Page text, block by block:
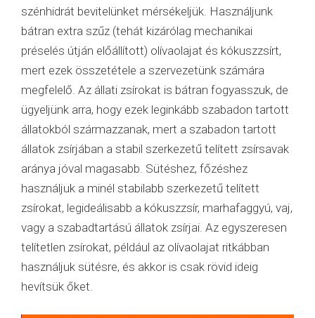
szénhidrát bevitelünket mérsékeljük. Használjunk
bátran extra szűz (tehát kizárólag mechanikai
préselés útján előállított) olívaolajat és kókuszzsírt,
mert ezek összetétele a szervezetünk számára
megfelelő. Az állati zsírokat is bátran fogyasszuk, de
ügyeljünk arra, hogy ezek leginkább szabadon tartott
állatokból származzanak, mert a szabadon tartott
állatok zsírjában a stabil szerkezetű telített zsírsavak
aránya jóval magasabb. Sütéshez, főzéshez
használjuk a minél stabilabb szerkezetű telített
zsírokat, legideálisabb a kókuszzsír, marhafaggyú, vaj,
vagy a szabadtartású állatok zsírjai. Az egyszeresen
telítetlen zsírokat, például az olívaolajat ritkábban
használjuk sütésre, és akkor is csak rövid ideig
hevítsük őket.